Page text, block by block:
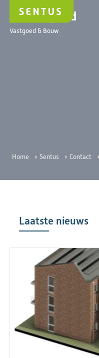
Vastgoed & Bouw
sentus-pand
Home › Sentus › Contact
Laatste nieuws